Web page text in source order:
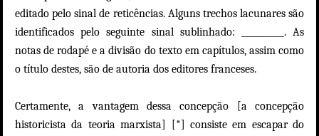
editado pelo sinal de reticências. Alguns trechos lacunares são
identificados pelo seguinte sinal sublinhado: __________. As
notas de rodapé e a divisão do texto em capítulos, assim como
o título destes, são de autoria dos editores franceses.
Certamente, a vantagem dessa concepção [a concepção
historicista da teoria marxista] [*] consiste em escapar do